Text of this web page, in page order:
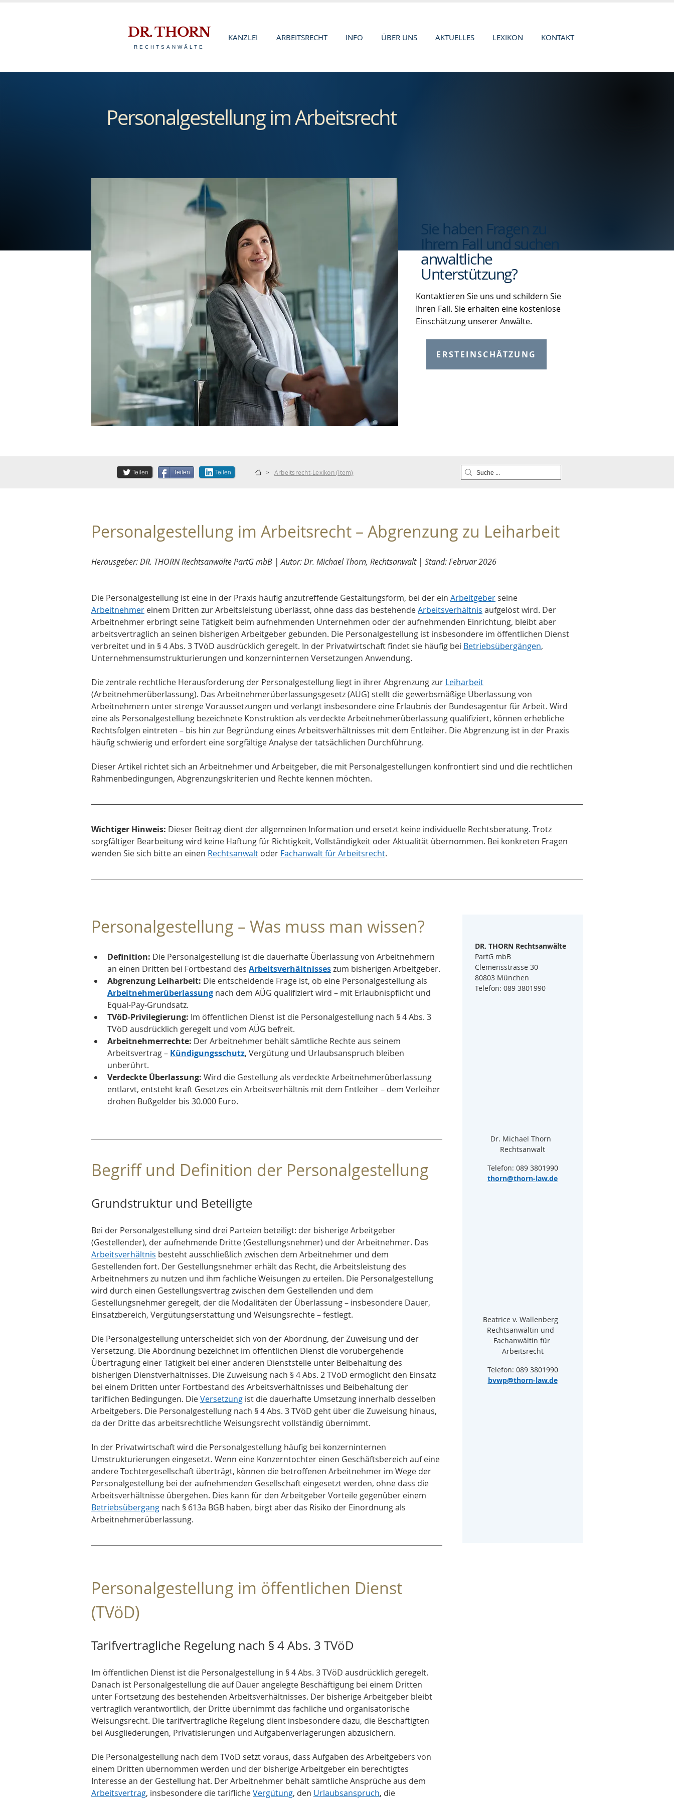
DR. THORN KANZLEI ARBEITSRECHT INFO ÜBER UNS AKTUELLES LEXIKON KONTAKT
RECHTSANWÄLTE
Personalgestellung im Arbeitsrecht
Sie haben Fragen zu
Ihrem Fall und suchen
anwaltliche
Unterstützung?
Kontaktieren Sie uns und schildern Sie
Ihren Fall. Sie erhalten eine kostenlose
Einschätzung unserer Anwälte.
ERSTEINSCHÄTZUNG
Teilen Teilen Teilen > Arbeitsrecht-Lexikon (Item)
Personalgestellung im Arbeitsrecht – Abgrenzung zu Leiharbeit
Herausgeber: DR. THORN Rechtsanwälte PartG mbB | Autor: Dr. Michael Thorn, Rechtsanwalt | Stand: Februar 2026
Die Personalgestellung ist eine in der Praxis häufig anzutreffende Gestaltungsform, bei der ein Arbeitgeber seine
Arbeitnehmer einem Dritten zur Arbeitsleistung überlässt, ohne dass das bestehende Arbeitsverhältnis aufgelöst wird. Der
Arbeitnehmer erbringt seine Tätigkeit beim aufnehmenden Unternehmen oder der aufnehmenden Einrichtung, bleibt aber
arbeitsvertraglich an seinen bisherigen Arbeitgeber gebunden. Die Personalgestellung ist insbesondere im öffentlichen Dienst
verbreitet und in § 4 Abs. 3 TVöD ausdrücklich geregelt. In der Privatwirtschaft findet sie häufig bei Betriebsübergängen,
Unternehmensumstrukturierungen und konzerninternen Versetzungen Anwendung.
Die zentrale rechtliche Herausforderung der Personalgestellung liegt in ihrer Abgrenzung zur Leiharbeit
(Arbeitnehmerüberlassung). Das Arbeitnehmerüberlassungsgesetz (AÜG) stellt die gewerbsmäßige Überlassung von
Arbeitnehmern unter strenge Voraussetzungen und verlangt insbesondere eine Erlaubnis der Bundesagentur für Arbeit. Wird
eine als Personalgestellung bezeichnete Konstruktion als verdeckte Arbeitnehmerüberlassung qualifiziert, können erhebliche
Rechtsfolgen eintreten – bis hin zur Begründung eines Arbeitsverhältnisses mit dem Entleiher. Die Abgrenzung ist in der Praxis
häufig schwierig und erfordert eine sorgfältige Analyse der tatsächlichen Durchführung.
Dieser Artikel richtet sich an Arbeitnehmer und Arbeitgeber, die mit Personalgestellungen konfrontiert sind und die rechtlichen
Rahmenbedingungen, Abgrenzungskriterien und Rechte kennen möchten.
Wichtiger Hinweis: Dieser Beitrag dient der allgemeinen Information und ersetzt keine individuelle Rechtsberatung. Trotz
sorgfältiger Bearbeitung wird keine Haftung für Richtigkeit, Vollständigkeit oder Aktualität übernommen. Bei konkreten Fragen
wenden Sie sich bitte an einen Rechtsanwalt oder Fachanwalt für Arbeitsrecht.
Personalgestellung – Was muss man wissen?
Definition: Die Personalgestellung ist die dauerhafte Überlassung von Arbeitnehmern
an einen Dritten bei Fortbestand des Arbeitsverhältnisses zum bisherigen Arbeitgeber.
Abgrenzung Leiharbeit: Die entscheidende Frage ist, ob eine Personalgestellung als
Arbeitnehmerüberlassung nach dem AÜG qualifiziert wird – mit Erlaubnispflicht und
Equal-Pay-Grundsatz.
TVöD-Privilegierung: Im öffentlichen Dienst ist die Personalgestellung nach § 4 Abs. 3
TVöD ausdrücklich geregelt und vom AÜG befreit.
Arbeitnehmerrechte: Der Arbeitnehmer behält sämtliche Rechte aus seinem
Arbeitsvertrag – Kündigungsschutz, Vergütung und Urlaubsanspruch bleiben
unberührt.
Verdeckte Überlassung: Wird die Gestellung als verdeckte Arbeitnehmerüberlassung
entlarvt, entsteht kraft Gesetzes ein Arbeitsverhältnis mit dem Entleiher – dem Verleiher
drohen Bußgelder bis 30.000 Euro.
Begriff und Definition der Personalgestellung
Grundstruktur und Beteiligte
Bei der Personalgestellung sind drei Parteien beteiligt: der bisherige Arbeitgeber
(Gestellender), der aufnehmende Dritte (Gestellungsnehmer) und der Arbeitnehmer. Das
Arbeitsverhältnis besteht ausschließlich zwischen dem Arbeitnehmer und dem
Gestellenden fort. Der Gestellungsnehmer erhält das Recht, die Arbeitsleistung des
Arbeitnehmers zu nutzen und ihm fachliche Weisungen zu erteilen. Die Personalgestellung
wird durch einen Gestellungsvertrag zwischen dem Gestellenden und dem
Gestellungsnehmer geregelt, der die Modalitäten der Überlassung – insbesondere Dauer,
Einsatzbereich, Vergütungserstattung und Weisungsrechte – festlegt.
Die Personalgestellung unterscheidet sich von der Abordnung, der Zuweisung und der
Versetzung. Die Abordnung bezeichnet im öffentlichen Dienst die vorübergehende
Übertragung einer Tätigkeit bei einer anderen Dienststelle unter Beibehaltung des
bisherigen Dienstverhältnisses. Die Zuweisung nach § 4 Abs. 2 TVöD ermöglicht den Einsatz
bei einem Dritten unter Fortbestand des Arbeitsverhältnisses und Beibehaltung der
tariflichen Bedingungen. Die Versetzung ist die dauerhafte Umsetzung innerhalb desselben
Arbeitgebers. Die Personalgestellung nach § 4 Abs. 3 TVöD geht über die Zuweisung hinaus,
da der Dritte das arbeitsrechtliche Weisungsrecht vollständig übernimmt.
In der Privatwirtschaft wird die Personalgestellung häufig bei konzerninternen
Umstrukturierungen eingesetzt. Wenn eine Konzerntochter einen Geschäftsbereich auf eine
andere Tochtergesellschaft überträgt, können die betroffenen Arbeitnehmer im Wege der
Personalgestellung bei der aufnehmenden Gesellschaft eingesetzt werden, ohne dass die
Arbeitsverhältnisse übergehen. Dies kann für den Arbeitgeber Vorteile gegenüber einem
Betriebsübergang nach § 613a BGB haben, birgt aber das Risiko der Einordnung als
Arbeitnehmerüberlassung.
Personalgestellung im öffentlichen Dienst
(TVöD)
Tarifvertragliche Regelung nach § 4 Abs. 3 TVöD
Im öffentlichen Dienst ist die Personalgestellung in § 4 Abs. 3 TVöD ausdrücklich geregelt.
Danach ist Personalgestellung die auf Dauer angelegte Beschäftigung bei einem Dritten
unter Fortsetzung des bestehenden Arbeitsverhältnisses. Der bisherige Arbeitgeber bleibt
vertraglich verantwortlich, der Dritte übernimmt das fachliche und organisatorische
Weisungsrecht. Die tarifvertragliche Regelung dient insbesondere dazu, die Beschäftigten
bei Ausgliederungen, Privatisierungen und Aufgabenverlagerungen abzusichern.
Die Personalgestellung nach dem TVöD setzt voraus, dass Aufgaben des Arbeitgebers von
einem Dritten übernommen werden und der bisherige Arbeitgeber ein berechtigtes
Interesse an der Gestellung hat. Der Arbeitnehmer behält sämtliche Ansprüche aus dem
Arbeitsvertrag, insbesondere die tarifliche Vergütung, den Urlaubsanspruch, die
DR. THORN Rechtsanwälte
PartG mbB
Clemensstrasse 30
80803 München
Telefon: 089 3801990
Dr. Michael Thorn
Rechtsanwalt
Telefon: 089 3801990
thorn@thorn-law.de
Beatrice v. Wallenberg
Rechtsanwältin und
Fachanwältin für
Arbeitsrecht
Telefon: 089 3801990
bvwp@thorn-law.de